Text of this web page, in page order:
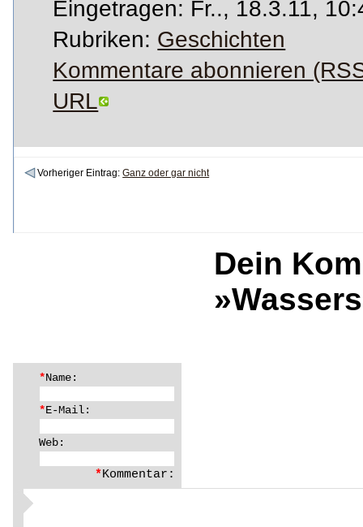
Eingetragen: Fr.., 18.3.11,
Rubriken: Geschichten
Kommentare abonnieren
URL
Vorheriger Eintrag:Ganz oder gar nicht
Dein
*Name:
*E-Mail:
Web:
*Kommentar: